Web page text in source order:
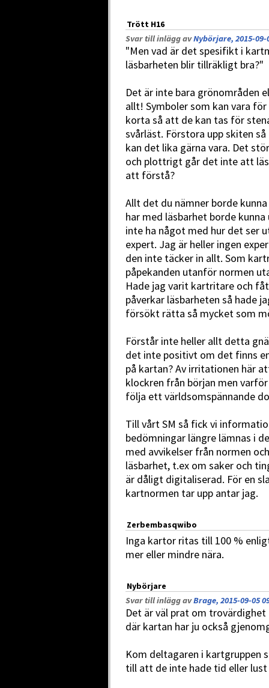
Trött H16
Svar till inlägg avNybörjare, 2015-09-
"Men vad är det spesifikt i
läsbarheten blir tillräkligt bra?"
Det är inte bara grönområden
allt! Symboler som kan vara
korta så att de kan tas för
svårläst. Förstora upp skiten
kan det lika gärna vara. Det
och plottrigt går det inte att
att förstå?
Allt det du nämner borde
har med läsbarhet borde
inte ha något med hur det ser
expert. Jag är heller ingen
den inte täcker in allt. Som
påpekanden utanför normen
Hade jag varit kartritare och
påverkar läsbarheten så hade
försökt rätta så mycket som
Förstår inte heller allt detta
det inte positivt om det finns
på kartan? Av irritationen här
klockren från början men
följa ett världsomspännande
Till vårt SM så fick vi
bedömningar längre lämnas i
med avvikelser från normen
läsbarhet, t.ex om saker och
är dåligt digitaliserad. För en
kartnormen tar upp antar jag.
Zerbembasqwibo
Inga kartor ritas till 100 %
mer eller mindre nära.
Nybörjare
Svar till inlägg avBrage, 2015-09-05
Det är väl prat om
där kartan har ju också
Kom deltagaren i kartgruppen
till att de inte hade tid eller